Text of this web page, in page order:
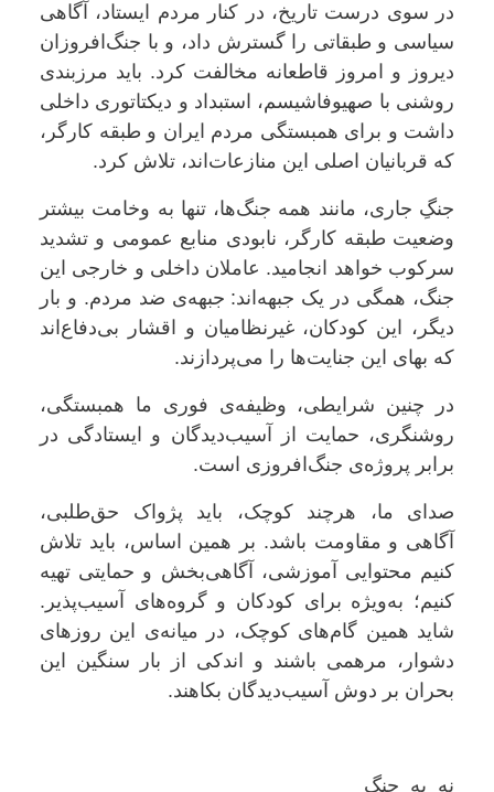
در سوی درست تاریخ، در کنار مردم ایستاد، آگاهی
سیاسی و طبقاتی را گسترش داد، و با جنگ‌افروزان
دیروز و امروز قاطعانه مخالفت کرد. باید مرزبندی
روشنی با صهیوفاشیسم، استبداد و دیکتاتوری داخلی
داشت و برای همبستگی مردم ایران و طبقه‌ کارگر،
که قربانیان اصلی این منازعات‌اند، تلاش کرد.
جنگِ جاری، مانند همه‌ جنگ‌ها، تنها به وخامت بیشتر
وضعیت طبقه‌ کارگر، نابودی منابع عمومی و تشدید
سرکوب خواهد انجامید. عاملان داخلی و خارجی این
جنگ، همگی در یک جبهه‌اند: جبهه‌ی ضد مردم. و بار
دیگر، این کودکان، غیرنظامیان و اقشار بی‌دفاع‌اند
که بهای این جنایت‌ها را می‌پردازند.
در چنین شرایطی، وظیفه‌ی فوری ما همبستگی،
روشنگری، حمایت از آسیب‌دیدگان و ایستادگی در
برابر پروژه‌ی جنگ‌افروزی است.
صدای ما، هرچند کوچک، باید پژواک حق‌طلبی،
آگاهی و مقاومت باشد. بر همین اساس، باید تلاش
کنیم محتوایی آموزشی، آگاهی‌بخش و حمایتی تهیه
کنیم؛ به‌ویژه برای کودکان و گروه‌های آسیب‌پذیر.
شاید همین گام‌های کوچک، در میانه‌ی این روزهای
دشوار، مرهمی باشند و اندکی از بار سنگین این
بحران بر دوش آسیب‌دیدگان بکاهند.
نه_به_جنگ